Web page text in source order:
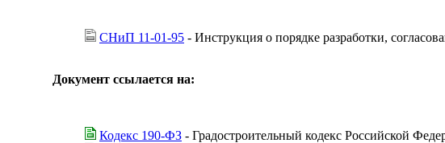
СНиП 11-01-95 - Инструкция о порядке разработки,
Документ ссылается на:
Кодекс 190-ФЗ - Градостроительный кодекс Российской